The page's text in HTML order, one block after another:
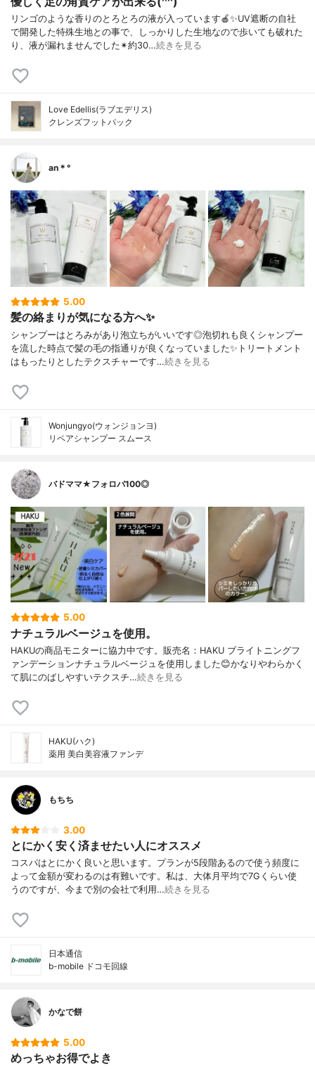
リンゴのような香りのとろとろの液が入っています🍎✨UV遮断の自社
で開発した特殊生地との事で、しっかりした生地なので歩いても破れた
り、液が漏れませんでした✴約30…続きを見る
Love Edellis(ラブエデリス)
クレンズフットパック
an＊°
5.00
髪の絡まりが気になる方へ✨
シャンプーはとろみがあり泡立ちがいいです◎泡切れも良くシャンプー
を流した時点で髪の毛の指通りが良くなっていました✨トリートメント
はもったりとしたテクスチャーです…続きを見る
Wonjungyo(ウォンジョンヨ)
リペアシャンプー スムース
バドママ★フォロバ100◎
5.00
ナチュラルベージュを使用。
HAKUの商品モニターに協力中です。販売名：HAKU ブライトニングフ
ァンデーションナチュラルベージュを使用しました😊かなりやわらかく
て肌にのばしやすいテクスチ…続きを見る
HAKU(ハク)
薬用 美白美容液ファンデ
もちち
3.00
とにかく安く済ませたい人にオススメ
コスパはとにかく良いと思います。プランが5段階あるので使う頻度に
よって金額が変わるのは有難いです。私は、大体月平均で7Gくらい使
うのですが、今まで別の会社で利用…続きを見る
日本通信
b-mobile ドコモ回線
かなで餅
5.00
めっちゃお得でよき